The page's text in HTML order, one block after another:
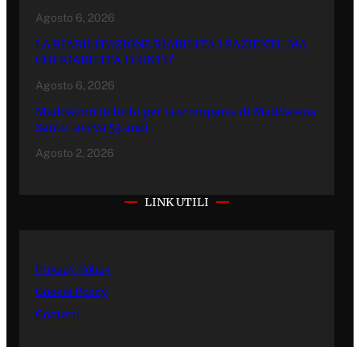
Agosto 6, 2026
LA RIABILITAZIONE RIABILITA I PAZIENTI, MA
CHI RIABILITA I CONTI?
Agosto 6, 2026
Maddaloni in lutto per la scomparsa di Maddalena
Santo: aveva 53 anni
Agosto 2, 2026
LINK UTILI
Privacy Policy
Cookie Policy
Contatti